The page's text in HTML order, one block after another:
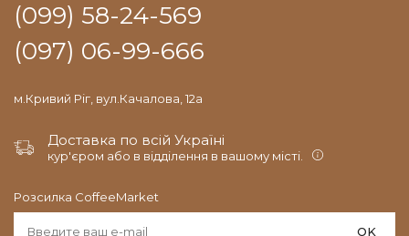
(099) 58-24-569
(097) 06-99-666
м.Кривий Ріг, вул.Качалова, 12а
Доставка по всій Україні
кур'єром або в відділення в вашому місті.
Розсилка CoffeeMarket
OK